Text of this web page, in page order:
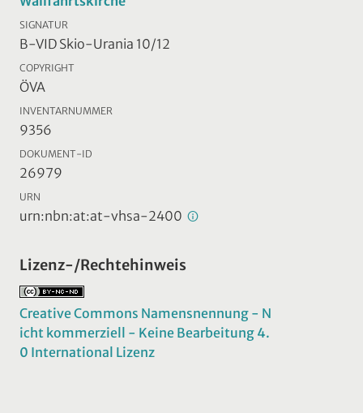
SIGNATUR
B-VID Skio-Urania 10/12
COPYRIGHT
ÖVA
INVENTARNUMMER
9356
DOKUMENT-ID
26979
URN
urn:nbn:at:at-vhsa-2400
Lizenz-/Rechtehinweis
Creative Commons Namensnennung - N
icht kommerziell - Keine Bearbeitung 4.
0 International Lizenz